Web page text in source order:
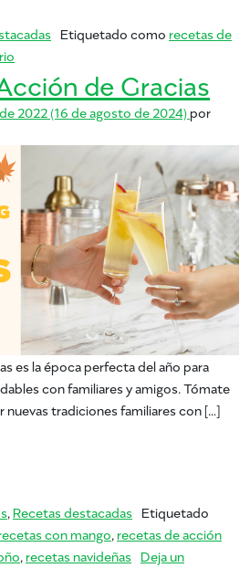
Etiquetado como recetas de
de Gracias
2022 (16 de agosto de 2024)por
es la época perfecta del año para
con familiares y amigos. Tómate
tradiciones familiares con […]
, Recetas destacadas Etiquetado
con mango, recetas de acción
, recetas navideñas Deja un